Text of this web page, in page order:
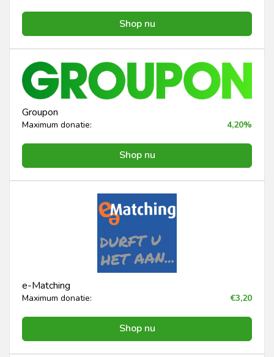
Shop nu
Groupon
Maximum donatie: 4,20%
Shop nu
e-Matching
Maximum donatie: €3,20
Shop nu